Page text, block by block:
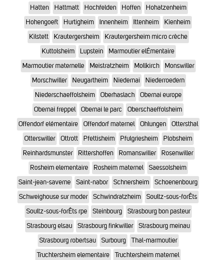
Hatten
Hattmatt Hochfelden Hoffen
Hohatzenheim
Hohengoeft
Hurtigheim Innenheim Ittenheim
Kienheim
Kilstett
Krautergersheim
Krautergersheim micro crèche
Kuttolsheim
Lupstein
Marmoutier elÉmentaire
Marmoutier maternelle
Meistratzheim Mollkirch
Monswiller
Morschwiller
Neugartheim Niedernai
Niederroedern
Niederschaeffolsheim
Oberhaslach
Obernai europe
Obernai freppel
Obernai le parc
Oberschaeffolsheim
Offendorf elémentaire
Offendorf maternel Ohlungen
Ottersthal
Otterswiller
Ottrott Pfettisheim Pfulgriesheim
Plobsheim
Reinhardsmunster
Rittershoffen Romanswiller
Rosenwiller
Rosheim elementaire
Rosheim maternel
Saessolsheim
Saint-jean-saverne
Saint-nabor Schnersheim
Schoenenbourg
Schweighouse sur moder
Schwindratzheim
Soultz-sous-forÊts
Soultz-sous-forÊts rpe
Steinbourg
Strasbourg bon pasteur
Strasbourg elsau
Strasbourg finkwiller
Strasbourg meinau
Strasbourg robertsau
Surbourg
Thal-marmoutier
Truchtersheim elementaire
Truchtersheim maternel